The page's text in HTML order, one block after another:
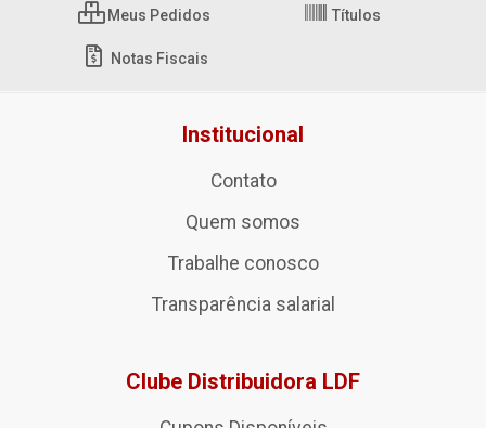
Meus Pedidos Títulos
Notas Fiscais
Institucional
Contato
Quem somos
Trabalhe conosco
Transparência salarial
Clube Distribuidora LDF